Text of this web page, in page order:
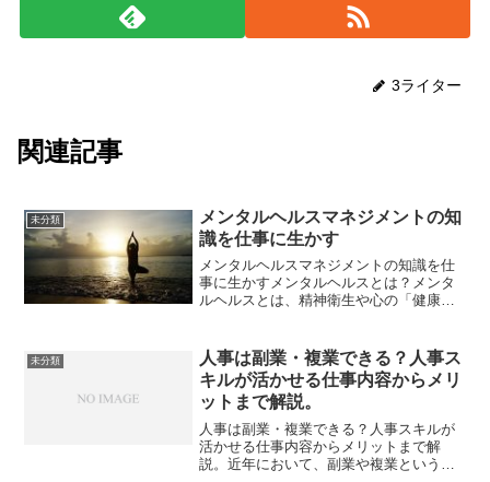
3ライター
関連記事
未分類
メンタルヘルスマネジメントの知
識を仕事に生かす
メンタルヘルスマネジメントの知識を仕
事に生かすメンタルヘルスとは？メンタ
ルヘルスとは、精神衛生や心の「健康」
神疾患の予防や早期治療による改善によ
って良い心の状態を指しま...
未分類
人事は副業・複業できる？人事ス
キルが活かせる仕事内容からメリ
ットまで解説。
人事は副業・複業できる？人事スキルが
活かせる仕事内容からメリットまで解
説。近年において、副業や複業という働